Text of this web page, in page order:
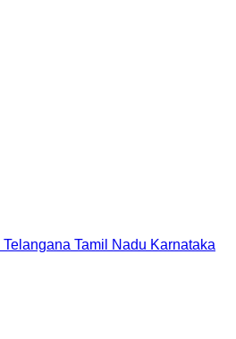
Telangana Tamil Nadu Karnataka